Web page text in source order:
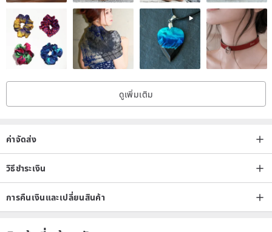
ดูเพิ่มเติม
ค่าจัดส่ง
วิธีชำระเงิน
การคืนเงินและเปลี่ยนสินค้า